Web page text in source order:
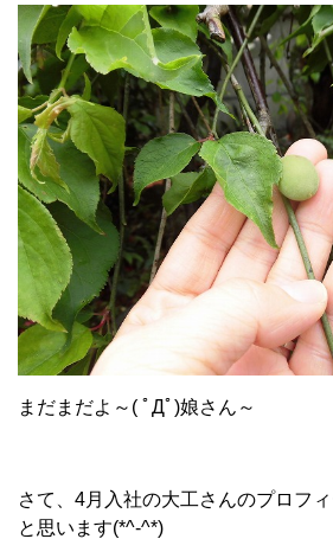
まだまだよ～( ﾟДﾟ)娘さん～
さて、4月入社の大工さんのプロフ
と思います(*^-^*)